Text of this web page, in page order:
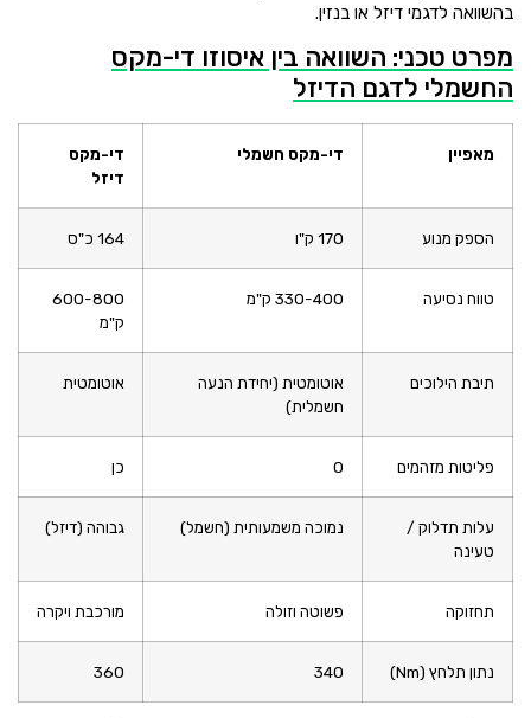
בהשוואה לדגמי דיזל או בנזין.
מפרט טכני: השוואה בין איסוזו די-מקס
החשמלי לדגם הדיזל
מאפיין די-מקס חשמלי
די-מקס
דיזל
הספק מנוע 170 ק"ו 164 כ"ס
טווח נסיעה 330-400 ק"מ
600-800
ק"מ
תיבת הילוכים
אוטומטית (יחידת הנעה
חשמלית)
אוטומטית
פליטות מזהמים 0 כן
עלות תדלוק /
טעינה
נמוכה משמעותית (חשמל) גבוהה (דיזל)
תחזוקה פשוטה וזולה מורכבת ויקרה
נתון תלחץ (Nm) 340
360